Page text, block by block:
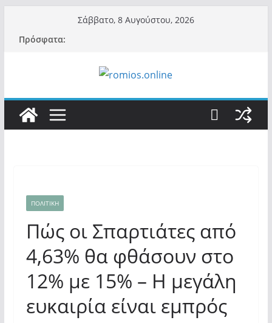
περιεχόμενο
Σάββατο, 8 Αυγούστου, 2026
Πρόσφατα:
ΠΟΛΙΤΙΚΗ
Πώς οι Σπαρτιάτες από
4,63% θα φθάσουν στο
12% με 15% – Η μεγάλη
ευκαιρία είναι εμπρός